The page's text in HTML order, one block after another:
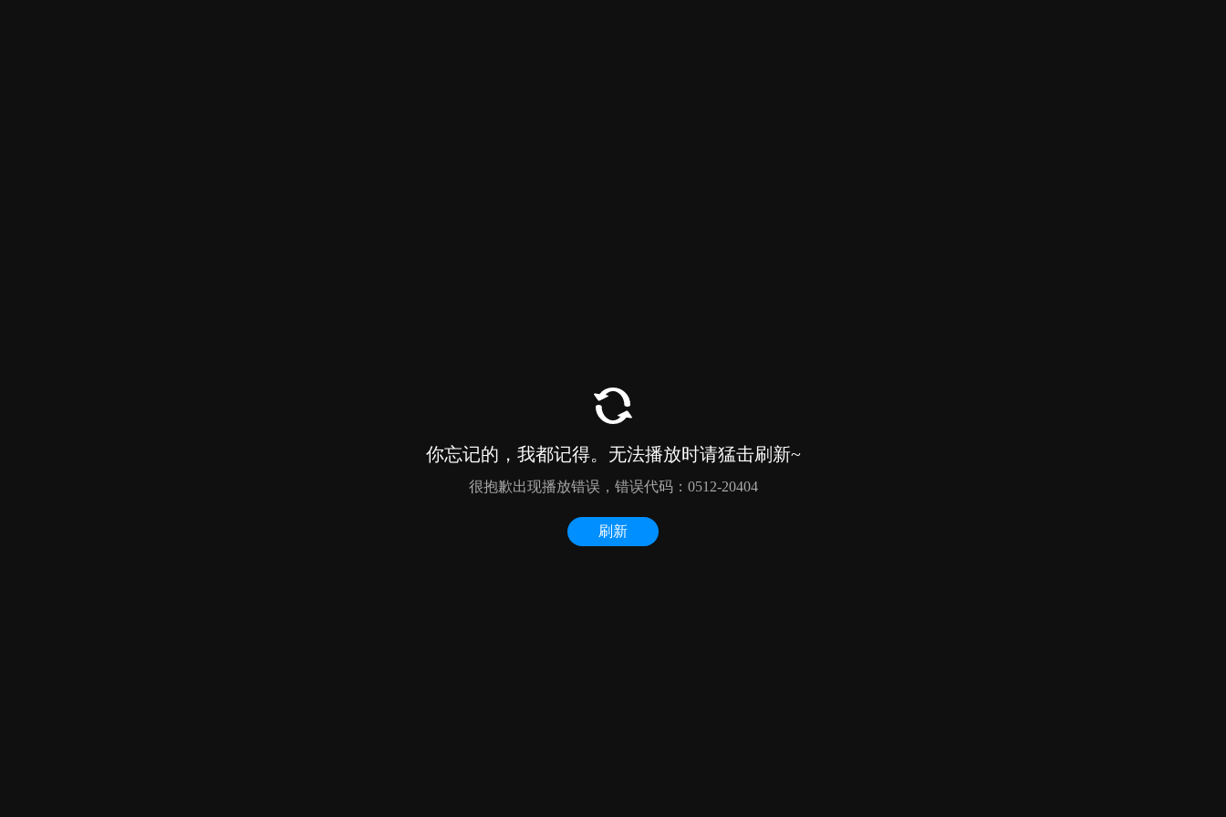
你忘记的，我都记得。无法播放时请猛击刷新~
很抱歉出现播放错误，错误代码：0512-20404
刷新